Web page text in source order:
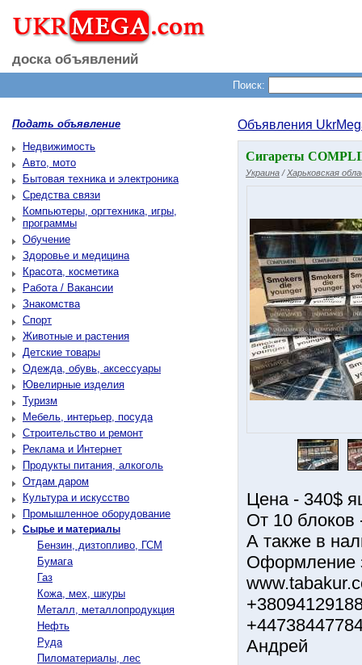
доска объявлений
Поиск:
Подать объявление
Недвижимость
Авто, мото
Бытовая техника и электроника
Средства связи
Компьютеры, оргтехника, игры,
программы
Обучение
Здоровье и медицина
Красота, косметика
Работа / Вакансии
Знакомства
Спорт
Животные и растения
Детские товары
Одежда, обувь, аксессуары
Ювелирные изделия
Туризм
Мебель, интерьер, посуда
Строительство и ремонт
Реклама и Интернет
Продукты питания, алкоголь
Отдам даром
Культура и искусство
Промышленное оборудование
Сырье и материалы
Бензин, дизтопливо, ГСМ
Бумага
Газ
Кожа, мех, шкуры
Металл, металлопродукция
Нефть
Руда
Пиломатериалы, лес
Объявления
Сигареты
Украина / Харьковская
Цена - 340$
От 10 блоков
А также в
Оформление
Андрей